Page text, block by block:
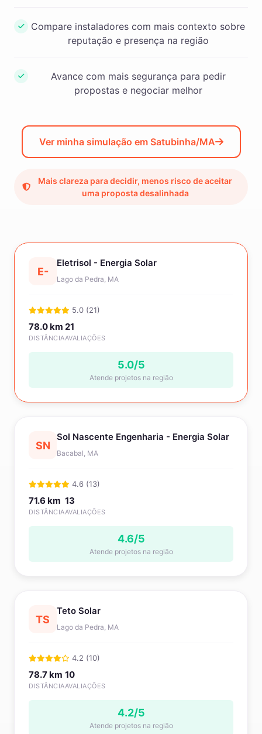
E-
Eletrisol - Energia Solar
Lago da Pedra, MA
5.0 (21)
78.0 km
DISTÂNCIA
21
AVALIAÇÕES
5.0/5
Atende projetos na região
SN
Sol Nascente Engenharia - Energia Solar
Bacabal, MA
4.6 (13)
71.6 km
DISTÂNCIA
13
AVALIAÇÕES
4.6/5
Atende projetos na região
TS
Teto Solar
Lago da Pedra, MA
4.2 (10)
78.7 km
DISTÂNCIA
10
AVALIAÇÕES
4.2/5
Atende projetos na região
Compare instaladores com mais contexto sobre
reputação e presença na região
Avance com mais segurança para pedir
propostas e negociar melhor
Ver minha simulação em Satubinha/MA
Mais clareza para decidir, menos risco de aceitar
uma proposta desalinhada